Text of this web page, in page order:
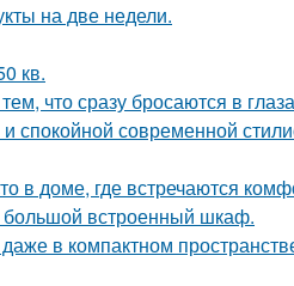
на две недели.
кв.
что сразу бросаются в
спокойной современной
в доме, где встречаются
встроенный шкаф.
даже в компактном